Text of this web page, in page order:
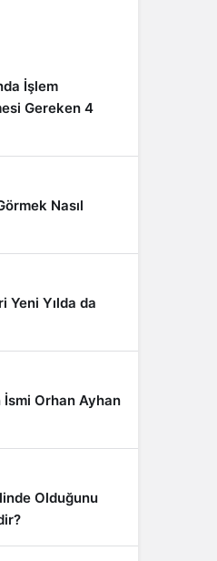
İşlem
Gereken 4
Nasıl
Yeni Yılda da
İsmi Orhan Ayhan
Olduğunu